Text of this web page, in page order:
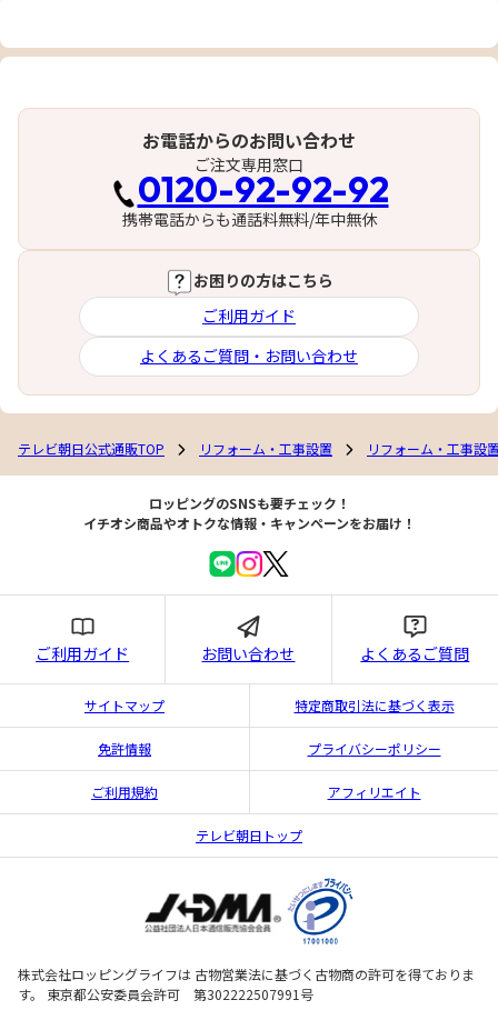
お電話からのお問い合わせ
ご注文専用窓口
0120-92-92-92
携帯電話からも通話料無料/年中無休
お困りの方はこちら
ご利用ガイド
よくあるご質問・お問い合わせ
テレビ朝日公式通販TOP リフォーム・工事設置 リフォーム・工事設
ロッピングのSNSも要チェック！
イチオシ商品やオトクな情報・キャンペーンをお届け！
ご利用ガイド お問い合わせ よくあるご質問
サイトマップ 特定商取引法に基づく表示
免許情報 プライバシーポリシー
ご利用規約 アフィリエイト
テレビ朝日トップ
株式会社ロッピングライフは 古物営業法に基づく古物商の許可を得ておりま
す。 東京都公安委員会許可 第302222507991号